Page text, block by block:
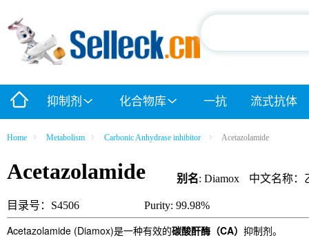
抑制剂 化合物库 一抗 流式抗体
Home Metabolism Carbonic Anhydrase inhibitor Acetazolamide
Acetazolamide 别名: Diamox 中文名称：
目录号：S4506 Purity: 99.98%
Acetazolamide (Diamox)是一种有效的碳酸酐酶（CA） 抑制剂。